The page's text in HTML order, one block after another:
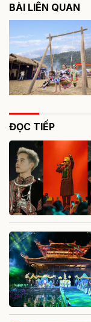
BÀI LIÊN QUAN
ĐỌC TIẾP